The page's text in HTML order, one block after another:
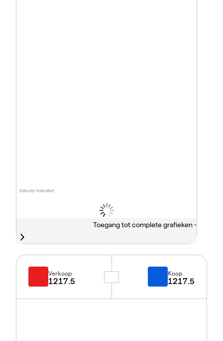
Data zijn indicatief
Toegang tot complete grafieken -
Verkoop
1217.5
Koop
1217.5